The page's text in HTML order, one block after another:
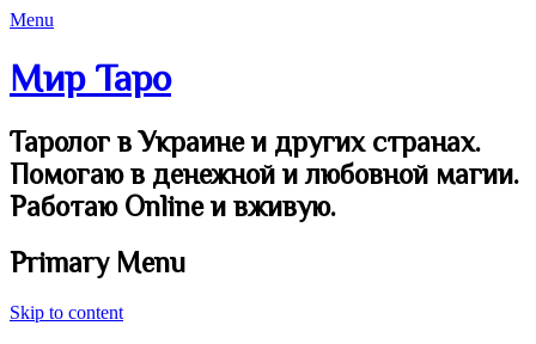
Menu
Мир Таро
Таролог в Украине и других странах.
Помогаю в денежной и любовной магии.
Работаю Online и вживую.
Primary Menu
Skip to content